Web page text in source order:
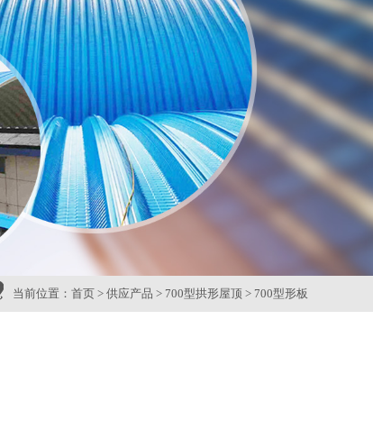
当前位置： 首页 > 供应产品 > 700型拱形屋顶 > 700型形板